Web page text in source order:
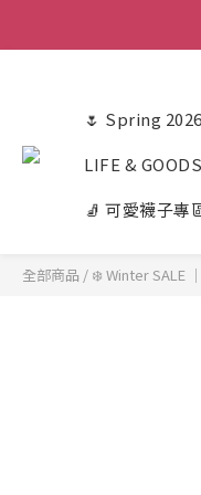
🌷 Spring
LIFE &
🧦 可愛襪子專
全部商品 / ❄️ Winter SALE